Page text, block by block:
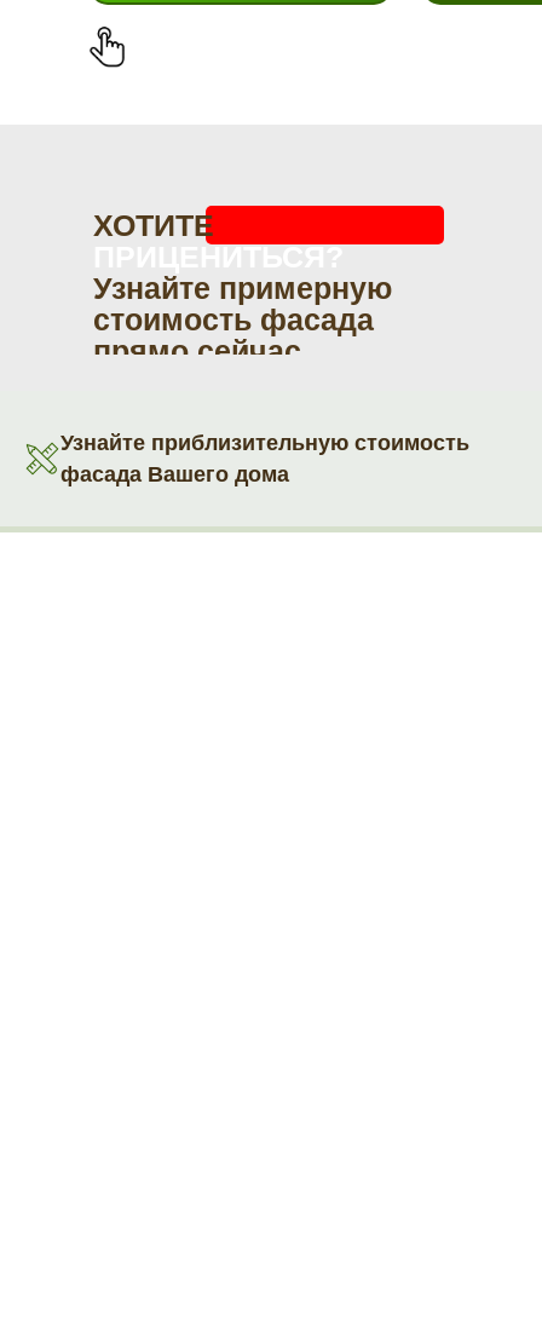
ХОТИТЕ
Узнайте примерную
стоимость фасада
прямо сейчас
Узнайте приблизительную стоимость
фасада Вашего дома